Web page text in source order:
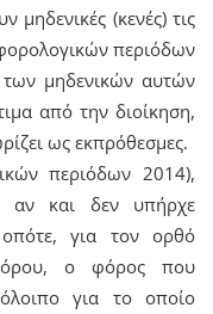
μηδενικές (κενές) τις
περιόδων
μηδενικών αυτών
από την διοίκηση,
ως εκπρόθεσμες.
περιόδων 2014),
αν και δεν υπήρχε
οπότε, για τον ορθό
o φόρος που
για το οποίο